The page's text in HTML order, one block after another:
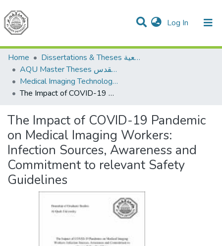
Log In (current)
Communities & Collections
All of DSpace
Home
Dissertations & Theses الرسائل الجامعية
AQU Master Theses الرسائل الجامعية الخاصة بجامعة القدس
Medical Imaging Technology تكنولوجيا التصوير الطبي
The Impact of COVID-19 Pandemic on Medical Imaging Workers: Infection Sources, Awareness and Commitment to relevant Safety Guidelines
The Impact of COVID-19 Pandemic
on Medical Imaging Workers:
Infection Sources, Awareness and
Commitment to relevant Safety
Guidelines